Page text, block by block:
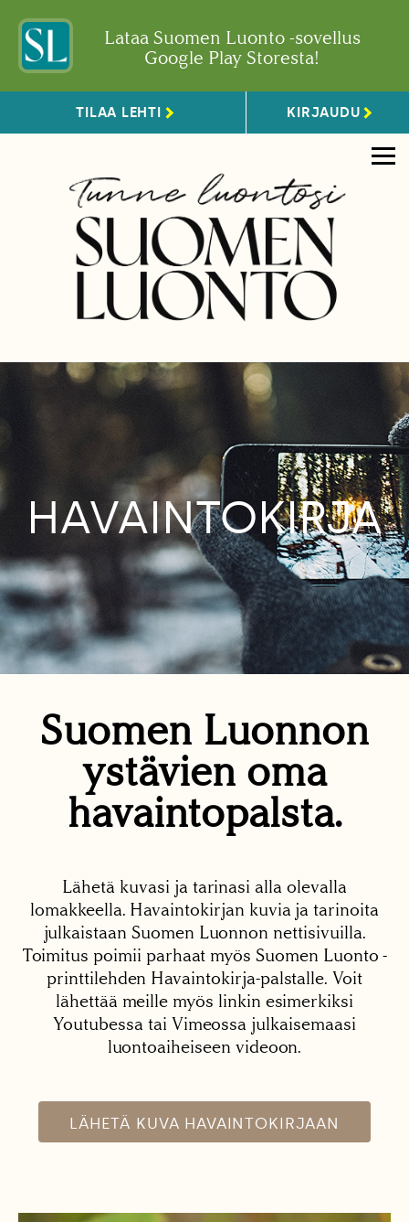
Lataa Suomen Luonto -sovellus
Google Play Storesta!
TILAA LEHTI KIRJAUDU
HAVAINTOKIRJA
Suomen Luonnon
ystävien oma
havaintopalsta.
Lähetä kuvasi ja tarinasi alla olevalla
lomakkeella. Havaintokirjan kuvia ja tarinoita
julkaistaan Suomen Luonnon nettisivuilla.
Toimitus poimii parhaat myös Suomen Luonto -
printtilehden Havaintokirja-palstalle. Voit
lähettää meille myös linkin esimerkiksi
Youtubessa tai Vimeossa julkaisemaasi
luontoaiheiseen videoon.
LÄHETÄ KUVA HAVAINTOKIRJAAN